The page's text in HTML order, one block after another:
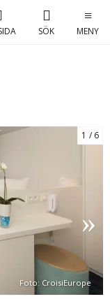
SÖK MENY
Foto: CroisiEurope
1 6